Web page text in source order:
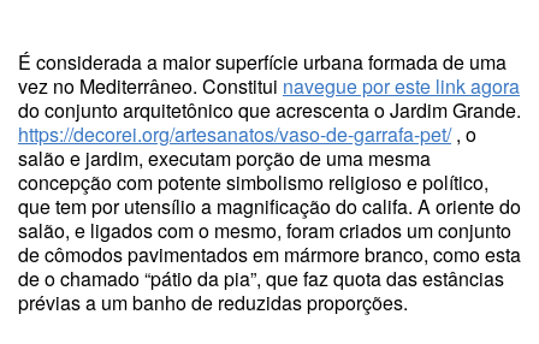
É considerada a maior superfície urbana formada de uma
vez no Mediterrâneo. Constitui navegue por este link agora
do conjunto arquitetônico que acrescenta o Jardim Grande.
https://decorei.org/artesanatos/vaso-de-garrafa-pet/, o
salão e jardim, executam porção de uma mesma
concepção com potente simbolismo religioso e político,
que tem por utensílio a magnificação do califa. A oriente do
salão, e ligados com o mesmo, foram criados um conjunto
de cômodos pavimentados em mármore branco, como esta
de o chamado “pátio da pia”, que faz quota das estâncias
prévias a um banho de reduzidas proporções.